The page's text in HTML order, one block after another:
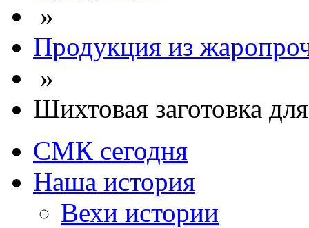
»
Продукция из
»
Шихтовая заготовка
СМК сегодня
Наша история
Вехи истории